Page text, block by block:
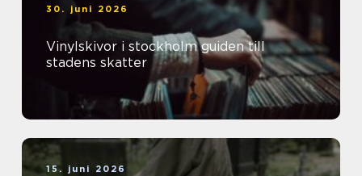
30. juni 2026
Vinylskivor i stockholm guiden till
stadens skatter
15. juni 2026